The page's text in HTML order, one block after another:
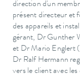
direction d'un
présent directeur et
des appareils et
gérant, Dr Gunther
et Dr Mario Englert
Dr Ralf Hermann
vers le client avec